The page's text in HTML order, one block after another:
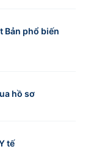
Bản phổ biến
hồ sơ
tế